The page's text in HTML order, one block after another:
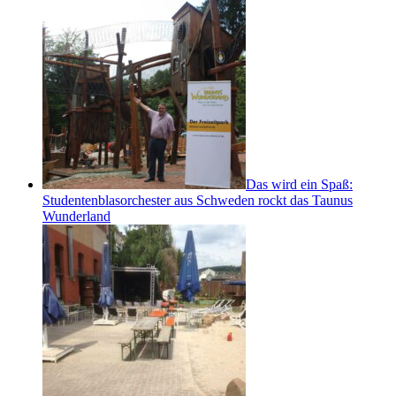
Das wird ein Spaß:
Studentenblasorchester aus Schweden rockt das Taunus
Wunderland